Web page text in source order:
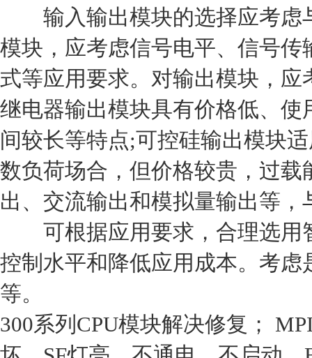
输入输出模块的选择应考虑
模块，应考虑信号电平、信号
式等应用要求。对输出模块，
继电器输出模块具有价格低、
间较长等特点;可控硅输出模块
数负荷场合，但价格较贵，过
出、交流输出和模拟量输出等，
可根据应用要求，合理选用
控制水平和降低应用成本。考
等。
300系列CPU模块解决修复；